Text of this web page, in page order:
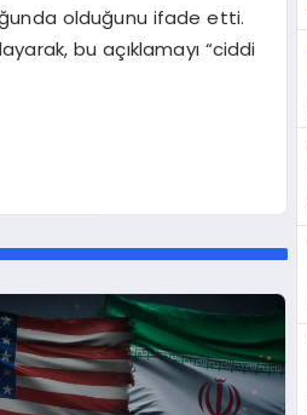
olduğunu ifade etti.
bu açıklamayı “ciddi